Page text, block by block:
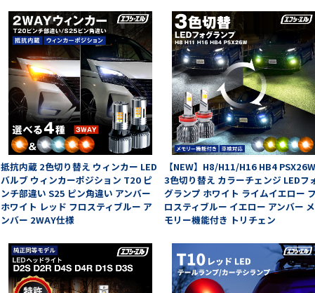
抵抗内蔵 2色切り替え ウィンカー LED
バルブ ウィンカーポジション T20 ピ
ンチ部違い S25 ピン角違い アンバー
ホワイト レッド フロスティブルー ア
ンバー 2WAY仕様
【NEW】H8/H11/H16 HB4
3色切り替え カラーチェンジ LEDフ
グランプ ホワイト ライムイエロー
ロスティブルー イエロー アンバー メ
モリー機能付き トリチェン